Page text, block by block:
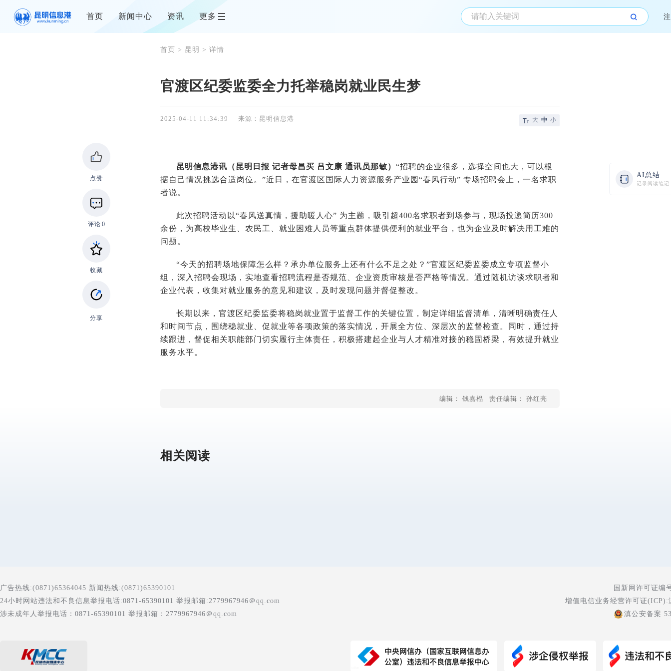
首页 新闻中心 资讯 更多
点赞
评论 0
收藏
分享
AI总结
记录阅读笔记
首页 > 昆明 > 详情
官渡区纪委监委全力托举稳岗就业民生梦
2025-04-11 11:34:39 来源：昆明信息港 大 中 小
昆明信息港讯（昆明日报 记者母昌买 吕文康 通讯员那敏） “招聘的企业很多，选择空间也大，可以根
据自己情况挑选合适岗位。”近日，在官渡区国际人力资源服务产业园“春风行动” 专场招聘会上，一名求职
者说。
此次招聘活动以“春风送真情，援助暖人心” 为主题，吸引超400名求职者到场参与，现场投递简历300
余份，为高校毕业生、农民工、就业困难人员等重点群体提供便利的就业平台，也为企业及时解决用工难的
问题。
“今天的招聘场地保障怎么样？承办单位服务上还有什么不足之处？”官渡区纪委监委成立专项监督小
组，深入招聘会现场，实地查看招聘流程是否规范、企业资质审核是否严格等情况。通过随机访谈求职者和
企业代表，收集对就业服务的意见和建议，及时发现问题并督促整改。
长期以来，官渡区纪委监委将稳岗就业置于监督工作的关键位置，制定详细监督清单，清晰明确责任人
和时间节点，围绕稳就业、促就业等各项政策的落实情况，开展全方位、深层次的监督检查。同时，通过持
续跟进，督促相关职能部门切实履行主体责任，积极搭建起企业与人才精准对接的稳固桥梁，有效提升就业
服务水平。
编辑： 钱嘉榀 责任编辑： 孙红亮
相关阅读
广告热线:(0871)65364045 新闻热线:(0871)65390101
24小时网站违法和不良信息举报电话:0871-65390101 举报邮箱:2779967946＠qq.com
涉未成年人举报电话：0871-65390101 举报邮箱：2779967946＠qq.com
国新网许可证编
增值电信业务经营许可证(ICP):
滇公安备案